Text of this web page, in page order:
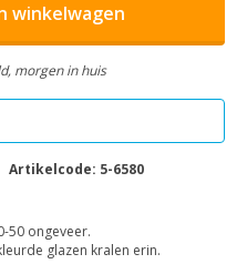
winkelwagen
morgen in huis
Artikelcode: 5-6580
50 ongeveer.
glazen kralen erin.